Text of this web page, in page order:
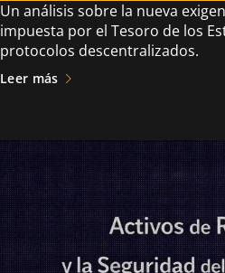
Un análisis sobre la nueva
impuesta por el Tesoro de los
protocolos descentralizados.
Leer más